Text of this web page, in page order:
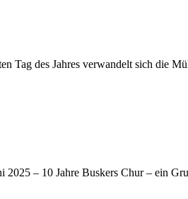
des Jahres verwandelt sich die
– 10 Jahre Buskers Chur – ein